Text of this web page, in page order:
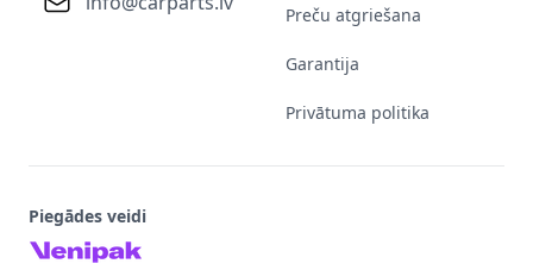
Preču atgriešana
Garantija
Privātuma politika
Piegādes veidi